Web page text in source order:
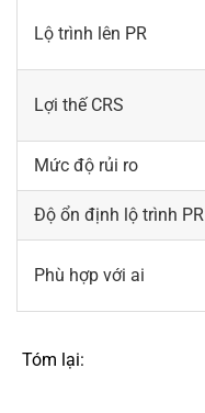
Lộ trình lên PR
Lợi thế CRS
Mức độ rủi ro
Độ ổn định lộ trình PR
Phù hợp với ai
Tóm lại: